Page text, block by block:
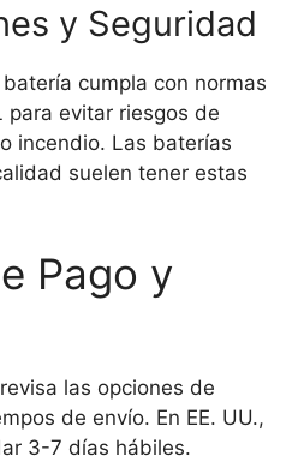
y Seguridad
cumpla con normas
para evitar riesgos de
incendio. Las baterías
suelen tener estas
Pago y
las opciones de
de envío. En EE. UU.,
3-7 días hábiles.